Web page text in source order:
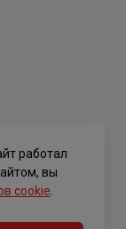
работал
вы
cookie